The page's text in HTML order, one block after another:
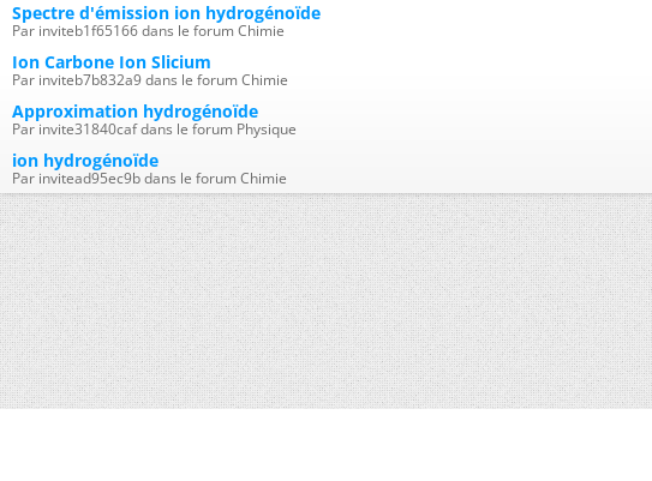
Spectre d'émission ion hydrogénoïde
Par inviteb1f65166 dans le forum Chimie
Ion Carbone Ion Slicium
Par inviteb7b832a9 dans le forum Chimie
Approximation hydrogénoïde
Par invite31840caf dans le forum Physique
ion hydrogénoïde
Par invitead95ec9b dans le forum Chimie